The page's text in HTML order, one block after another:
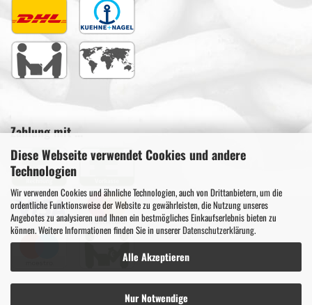
Diese Webseite verwendet Cookies und andere
Technologien
Wir verwenden Cookies und ähnliche Technologien, auch von Drittanbietern, um die
ordentliche Funktionsweise der Website zu gewährleisten, die Nutzung unseres
Angebotes zu analysieren und Ihnen ein bestmögliches Einkaufserlebnis bieten zu
können. Weitere Informationen finden Sie in unsererDatenschutzerklärung.
Alle Akzeptieren
Nur Notwendige
Zahlung mit ...